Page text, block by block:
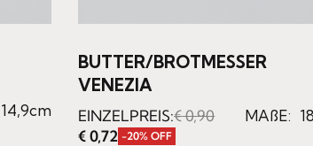
14,9cm
BUTTER/BROTMESSER
VENEZIA
EINZELPREIS:€0,90
€0,72 -20% OFF
MAßE: